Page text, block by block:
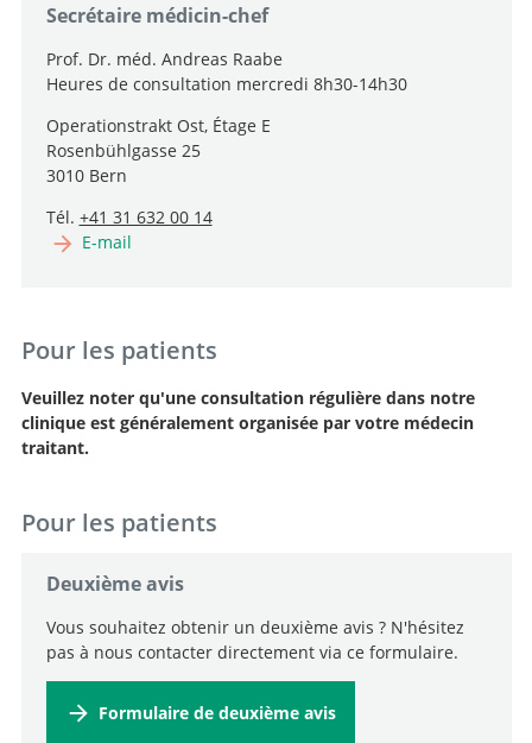
Secrétaire médicin-chef
Prof. Dr. méd. Andreas Raabe
Heures de consultation mercredi 8h30-14h30
Operationstrakt Ost, Étage E
Rosenbühlgasse 25
3010 Bern
Tél. +41 31 632 00 14
E-mail
Pour les patients
Veuillez noter qu'une consultation régulière dans notre
clinique est généralement organisée par votre médecin
traitant.
Pour les patients
Deuxième avis
Vous souhaitez obtenir un deuxième avis ? N'hésitez
pas à nous contacter directement via ce formulaire.
Formulaire de deuxième avis